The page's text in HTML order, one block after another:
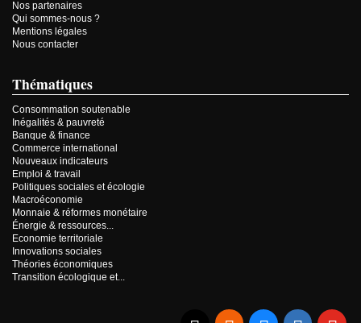
Nos partenaires
Qui sommes-nous ?
Mentions légales
Nous contacter
Thématiques
Consommation soutenable
Inégalités & pauvreté
Banque & finance
Commerce international
Nouveaux indicateurs
Emploi & travail
Politiques sociales et écologie
Macroéconomie
Monnaie & réformes monétaire
Énergie & ressources...
Economie territoriale
Innovations sociales
Théories économiques
Transition écologique et...